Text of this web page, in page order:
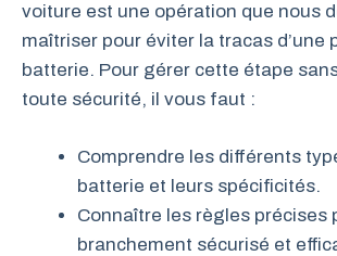
voiture est une opération que nous
maîtriser pour éviter la tracas d’une
batterie. Pour gérer cette étape
toute sécurité, il vous faut :
Comprendre les différents
batterie et leurs spécificités.
Connaître les règles précises
branchement sécurisé et